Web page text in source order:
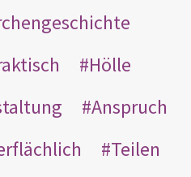
Hölle
Anspruch
Teilen